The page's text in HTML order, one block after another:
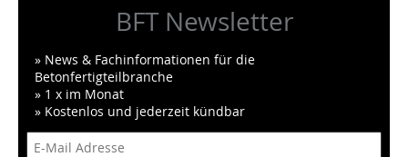
BFT Newsletter
» News & Fachinformationen für die
Betonfertigteilbranche
» 1 x im Monat
» Kostenlos und jederzeit kündbar